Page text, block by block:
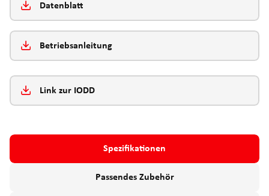
Datenblatt
Betriebsanleitung
Link zur IODD
Spezifikationen
Passendes Zubehör